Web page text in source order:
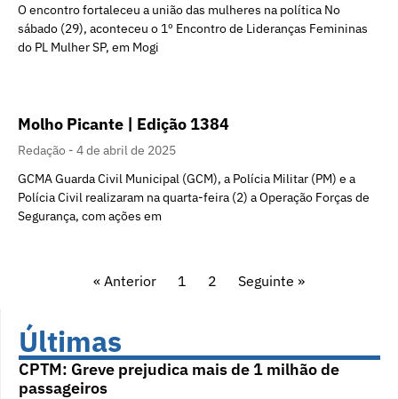
O encontro fortaleceu a união das mulheres na política No
sábado (29), aconteceu o 1º Encontro de Lideranças Femininas
do PL Mulher SP, em Mogi
Molho Picante | Edição 1384
Redação
4 de abril de 2025
GCMA Guarda Civil Municipal (GCM), a Polícia Militar (PM) e a
Polícia Civil realizaram na quarta-feira (2) a Operação Forças de
Segurança, com ações em
« Anterior 1 2 Seguinte »
Últimas
CPTM: Greve prejudica mais de 1 milhão de
passageiros